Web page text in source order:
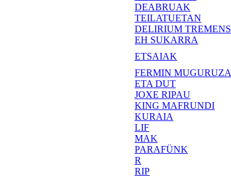
DEABRUAK
TEILATUETAN
DELIRIUM TREMENS
EH SUKARRA
ETSAIAK
FERMIN MUGURUZA
ETA DUT
JOXE RIPAU
KING MAFRUNDI
KURAIA
LIF
MAK
PARAFÜNK
R
RIP